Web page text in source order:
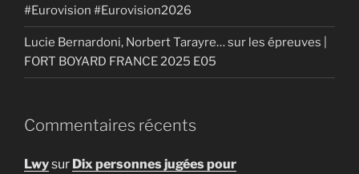
#Eurovision #Eurovision2026
Lucie Bernardoni, Norbert Tarayre… sur les épreuves |
FORT BOYARD FRANCE 2025 E05
Commentaires récents
Lwysur Dix personnes jugées pour